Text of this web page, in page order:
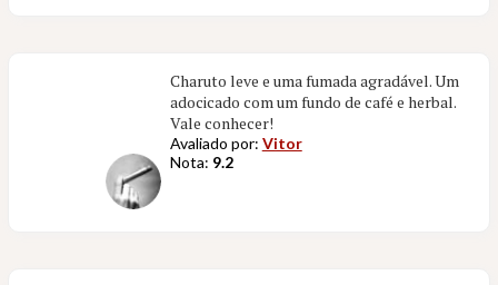
Charuto leve e uma fumada agradável. Um
adocicado com um fundo de café e herbal.
Vale conhecer!
Avaliado por: Vitor
Nota: 9.2